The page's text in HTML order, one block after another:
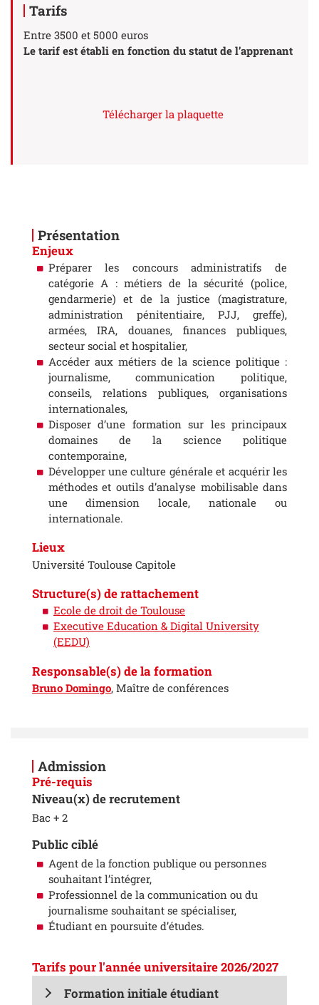
Tarifs
Entre 3500 et 5000 euros
Le tarif est établi en fonction du statut de l’apprenant
Télécharger la plaquette
Présentation
Enjeux
Préparer les concours administratifs de
catégorie A : métiers de la sécurité (police,
gendarmerie) et de la justice (magistrature,
administration pénitentiaire, PJJ, greffe),
armées, IRA, douanes, finances publiques,
secteur social et hospitalier,
Accéder aux métiers de la science politique :
journalisme, communication politique,
conseils, relations publiques, organisations
internationales,
Disposer d’une formation sur les principaux
domaines de la science politique
contemporaine,
Développer une culture générale et acquérir les
méthodes et outils d’analyse mobilisable dans
une dimension locale, nationale ou
internationale.
Lieux
Université Toulouse Capitole
Structure(s) de rattachement
Ecole de droit de Toulouse
Executive Education & Digital University
(EEDU)
Responsable(s) de la formation
Bruno Domingo, Maître de conférences
Admission
Pré-requis
Niveau(x) de recrutement
Bac + 2
Public ciblé
Agent de la fonction publique ou personnes
souhaitant l’intégrer,
Professionnel de la communication ou du
journalisme souhaitant se spécialiser,
Étudiant en poursuite d’études.
Tarifs pour l'année universitaire 2026/2027
Formation initiale étudiant